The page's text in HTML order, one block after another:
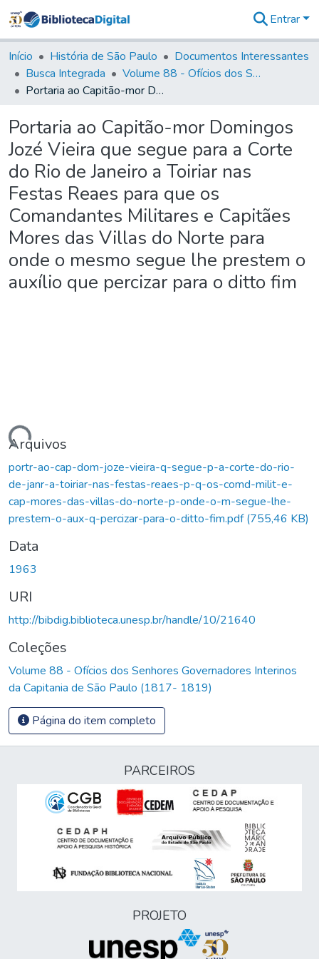
&
Coleções
Tudo na
Biblioteca
Estatísticas
Entrar
Início História de São Paulo
Documentos Interessantes
Busca Integrada
Volume 88 - Ofícios dos Senhores Governadores Interinos da Capitania de São Paulo (1817- 1819)
Portaria ao Capitão-mor Domingos Jozé Vieira que segue para a Corte do Rio de Janeiro a Toiriar nas Festas Reaes para que os Comandantes Militares e Capitães Mores das Villas do Norte para onde o mesmo segue lhe prestem o auxílio que percizar para o ditto fim
Portaria ao Capitão-mor Domingos
Jozé Vieira que segue para a Corte
do Rio de Janeiro a Toiriar nas
Festas Reaes para que os
Comandantes Militares e Capitães
Mores das Villas do Norte para
onde o mesmo segue lhe prestem o
auxílio que percizar para o ditto fim
Arquivos
portr-ao-cap-dom-joze-vieira-q-segue-p-a-corte-do-rio-
de-janr-a-toiriar-nas-festas-reaes-p-q-os-comd-milit-e-
cap-mores-das-villas-do-norte-p-onde-o-m-segue-lhe-
prestem-o-aux-q-percizar-para-o-ditto-fim.pdf(755,46 KB)
Data
1963
URI
http://bibdig.biblioteca.unesp.br/handle/10/21640
Coleções
Volume 88 - Ofícios dos Senhores Governadores Interinos
da Capitania de São Paulo (1817- 1819)
Página do item completo
PARCEIROS
PROJETO